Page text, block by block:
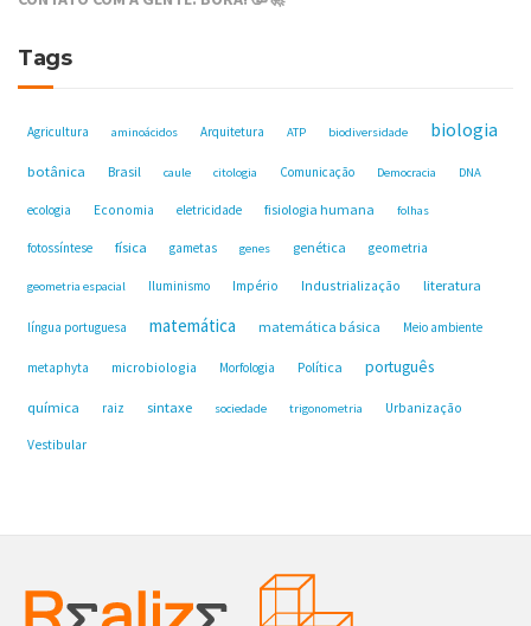
Tags
Agricultura aminoácidos Arquitetura ATP biodiversidade biologia
botânica Brasil caule citologia Comunicação Democracia DNA
ecologia Economia eletricidade fisiologia humana folhas
fotossíntese física gametas genes genética geometria
geometria espacial Iluminismo Império Industrialização literatura
língua portuguesa matemática matemática básica Meio ambiente
metaphyta microbiologia Morfologia Política português
química raiz sintaxe sociedade trigonometria Urbanização
Vestibular